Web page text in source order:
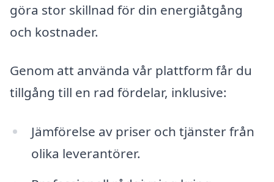
göra stor skillnad för din energiåtgång
och kostnader.
Genom att använda vår plattform får du
tillgång till en rad fördelar, inklusive:
Jämförelse av priser och tjänster från
olika leverantörer.